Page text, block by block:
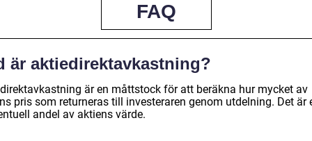
FAQ
är aktiedirektavkastning?
är en måttstock för att beräkna hur mycket av
pris som returneras till investeraren genom utdelning. Det är
andel av aktiens värde.